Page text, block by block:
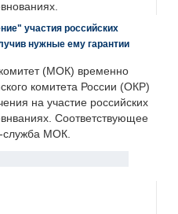
участия российских
нужные ему гарантии
(МОК) временно
комитета России (ОКР)
на участие российских
Соответствующее
служба МОК.